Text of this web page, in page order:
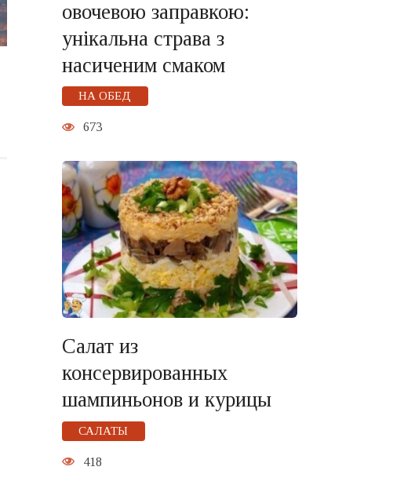
овочевою заправкою:
унікальна страва з
насиченим смаком
НА ОБЕД
673
Салат из
консервированных
шампиньонов и курицы
САЛАТЫ
418